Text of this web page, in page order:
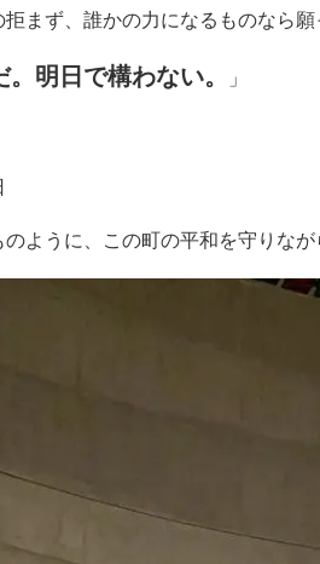
まず、誰かの力になるものなら
。明日で構わない。 」
ように、この町の平和を守りなが